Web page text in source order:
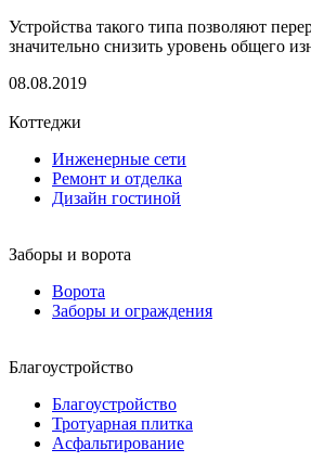
Устройства такого типа позволяют
значительно снизить уровень общего
08.08.2019
Коттеджи
Инженерные сети
Ремонт и отделка
Дизайн гостиной
Заборы и ворота
Ворота
Заборы и ограждения
Благоустройство
Благоустройство
Тротуарная плитка
Асфальтирование